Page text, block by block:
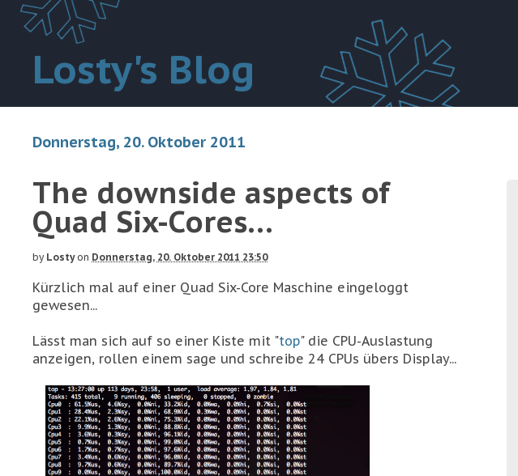
Losty's Blog
Donnerstag, 20. Oktober 2011
The downside aspects of
Quad Six-Cores...
by Losty on Donnerstag, 20. Oktober 2011 23:50
Kürzlich mal auf einer Quad Six-Core Maschine eingeloggt
gewesen...
Lässt man sich auf so einer Kiste mit "top" die CPU-Auslastung
anzeigen, rollen einem sage und schreibe 24 CPUs übers Display...